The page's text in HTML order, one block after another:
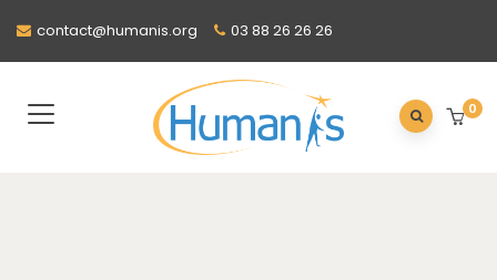
contact@humanis.org 03 88 26 26 26
0